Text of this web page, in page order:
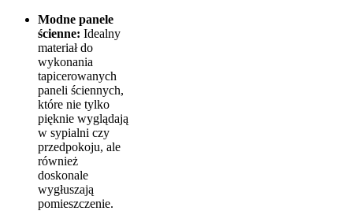
Modne panele
ścienne: Idealny
materiał do
wykonania
tapicerowanych
paneli ściennych,
które nie tylko
pięknie wyglądają
w sypialni czy
przedpokoju, ale
również
doskonale
wygłuszają
pomieszczenie.